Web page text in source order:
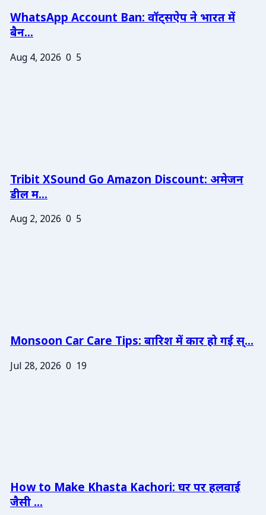
WhatsApp Account Ban: वॉट्सऐप ने भारत में
बैन...
Aug 4, 2026 0 5
Tribit XSound Go Amazon Discount: अमेजन
डील म...
Aug 2, 2026 0 5
Monsoon Car Care Tips: बारिश में कार हो गई स्...
Jul 28, 2026 0 19
How to Make Khasta Kachori: घर पर हलवाई
जैसी ...